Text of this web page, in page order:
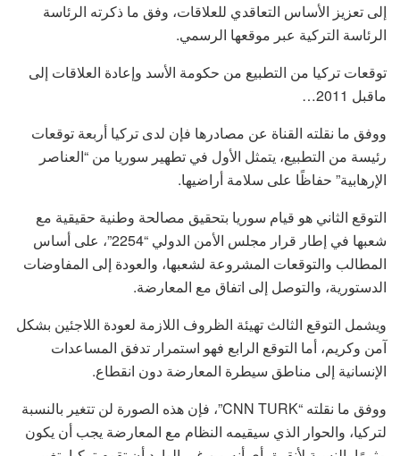
إلى تعزيز الأساس التعاقدي للعلاقات، وفق ما ذكرته الرئاسة
الرئاسة التركية عبر موقعها الرسمي.
توقعات تركيا من التطبيع من حكومة الأسد وإعادة العلاقات إلى
ماقبل 2011…
ووفق ما نقلته القناة عن مصادرها فإن لدى تركيا أربعة توقعات
رئيسة من التطبيع، يتمثل الأول في تطهير سوريا من “العناصر
الإرهابية” حفاظًا على سلامة أراضيها.
التوقع الثاني هو قيام سوريا بتحقيق مصالحة وطنية حقيقية مع
شعبها في إطار قرار مجلس الأمن الدولي “2254”، على أساس
المطالب والتوقعات المشروعة لشعبها، والعودة إلى المفاوضات
الدستورية، والتوصل إلى اتفاق مع المعارضة.
ويشمل التوقع الثالث تهيئة الظروف اللازمة لعودة اللاجئين بشكل
آمن وكريم، أما التوقع الرابع فهو استمرار تدفق المساعدات
الإنسانية إلى مناطق سيطرة المعارضة دون انقطاع.
ووفق ما نقلته “CNN TURK”، فإن هذه الصورة لن تتغير بالنسبة
لتركيا، والحوار الذي سيقيمه النظام مع المعارضة يجب أن يكون